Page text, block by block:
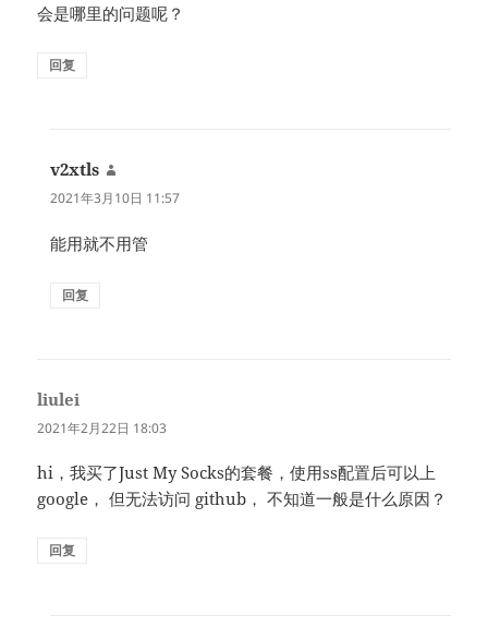
会是哪里的问题呢？
回复
v2xtls
道：
2021年3月10日 11:57
能用就不用管
回复
liulei
道：
2021年2月22日 18:03
hi，我买了Just My Socks的套餐，使用ss配置后可以上
google， 但无法访问 github， 不知道一般是什么原因？
回复